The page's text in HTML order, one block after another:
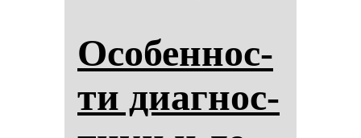
Осо­бен­нос­
ти ди­аг­нос­